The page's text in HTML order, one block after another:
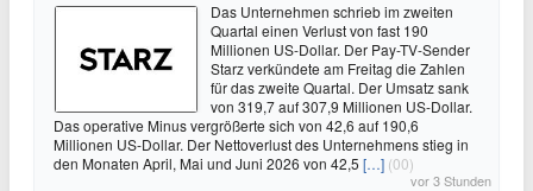
Das Unternehmen schrieb im zweiten
Quartal einen Verlust von fast 190
Millionen US-Dollar. Der Pay-TV-Sender
Starz verkündete am Freitag die Zahlen
für das zweite Quartal. Der Umsatz sank
von 319,7 auf 307,9 Millionen US-Dollar.
Das operative Minus vergrößerte sich von 42,6 auf 190,6
Millionen US-Dollar. Der Nettoverlust des Unternehmens stieg in
den Monaten April, Mai und Juni 2026 von 42,5 […] (00)
vor 3 Stunden